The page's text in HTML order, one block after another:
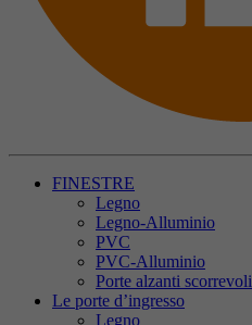
FINESTRE
Legno
Legno-Alluminio
PVC
PVC-Alluminio
Porte alzanti scorrevoli
Le porte d’ingresso
Legno